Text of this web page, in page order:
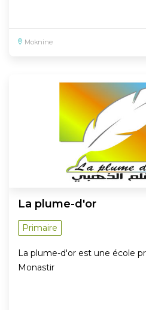
Moknine
La plume-d'or
Primaire
La plume-d'or est une école
Monastir